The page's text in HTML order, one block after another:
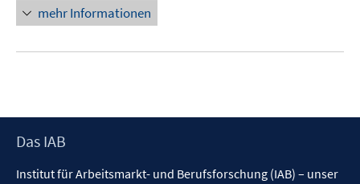
mehr Informationen
Footer
Das IAB
Institut für Arbeitsmarkt- und Berufsforschung (IAB) – unser